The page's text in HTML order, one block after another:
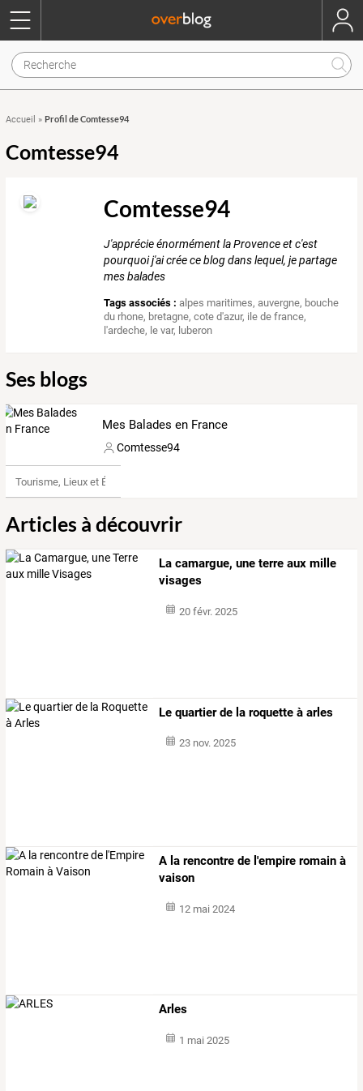
Accueil » Profil de Comtesse94
Comtesse94
Comtesse94
J'apprécie énormément la Provence et c'est
pourquoi j'ai crée ce blog dans lequel, je partage
mes balades
Tags associés : alpes maritimes,auvergne, bouche
du rhone, bretagne,cote d'azur, ile de france,
l'ardeche, le var, luberon
Ses blogs
Mes Balades en France
Comtesse94
Tourisme, Lieux et Événements
Articles à découvrir
La camargue, une terre aux mille
visages
20 févr. 2025
Le quartier de la roquette à arles
23 nov. 2025
A la rencontre de l'empire romain à
vaison
12 mai 2024
Arles
1 mai 2025